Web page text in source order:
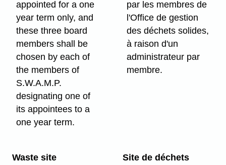
appointed for a one
year term only, and
these three board
members shall be
chosen by each of
the members of
S.W.A.M.P.
designating one of
its appointees to a
one year term.
par les membres de
l'Office de gestion
des déchets solides,
à raison d'un
administrateur par
membre.
Waste site
Site de déchets